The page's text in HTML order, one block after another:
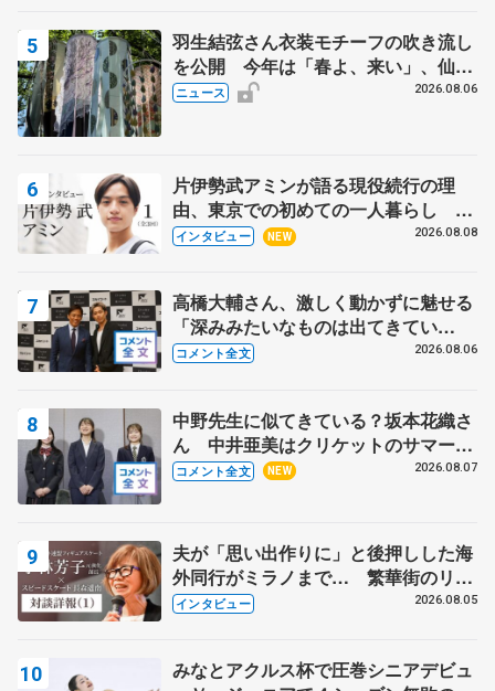
羽生結弦さん衣装モチーフの吹き流し
を公開 今年は「春よ、来い」、仙台
の瑞鳳殿
ニュース 2026.08.06
片伊勢武アミンが語る現役続行の理
由、東京での初めての一人暮らし 注
目スケーターの「今」に迫る
インタビュー NEW 2026.08.08
高橋大輔さん、激しく動かずに魅せる
「深みみたいなものは出てきてい
る？」 〝兄さん〟と慕うレジェンド
コメント全文 2026.08.06
中野先生に似てきている？坂本花織さ
ん 中井亜美はクリケットのサマーキ
ャンプに 島田麻央はたくさん試合に
コメント全文 NEW 2026.08.07
夫が「思い出作りに」と後押しした海
外同行がミラノまで… 繁華街のリン
クでは不良のお兄さんも味方に 小林
インタビュー 2026.08.05
みなとアクルス杯で圧巻シニアデビュ